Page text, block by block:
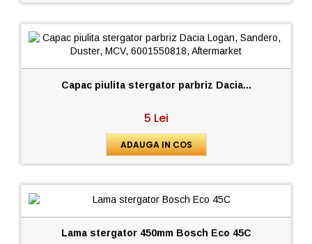
Capac piulita stergator parbriz Dacia...
5 Lei
ADAUGA IN COS
Lama stergator 450mm Bosch Eco 45C